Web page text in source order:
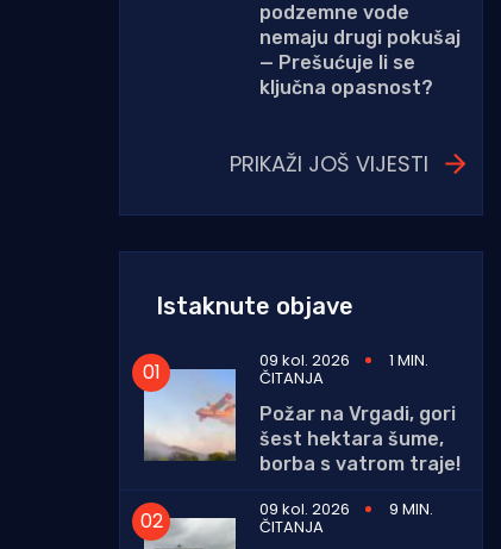
podzemne vode
nemaju drugi pokušaj
— Prešućuje li se
ključna opasnost?
PRIKAŽI JOŠ VIJESTI
Istaknute objave
09 kol. 2026 1 MIN.
ČITANJA
Požar na Vrgadi, gori
šest hektara šume,
borba s vatrom traje!
09 kol. 2026
9 MIN.
ČITANJA